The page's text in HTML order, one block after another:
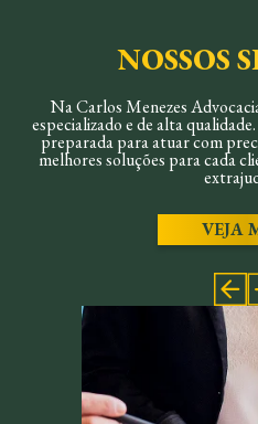
NOSSOS
Na Carlos Menezes
especializado e de alta
preparada para atuar com
melhores soluções para cada
VEJA